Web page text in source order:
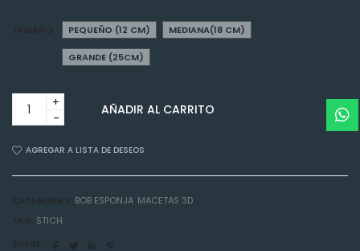
TAMAÑO PEQUEÑO (12 CM) MEDIANA(18 CM)
GRANDE (25CM)
Maceta
quantity
AÑADIR AL CARRITO
AGREGAR A LISTA DE DESEOS
CATEGORIES: BOB ESPONJA, MACETAS 3D
TAG: STICH
SHARE: